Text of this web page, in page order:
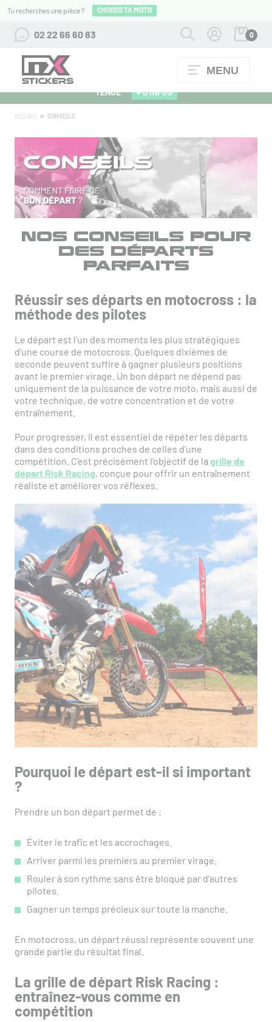
Tu recherches une pièce ? CHOISIS TA MOTO
02 22 66 60 83 0
MENU
ALPINESTARS 27 : FLOCAGE OFFERT POUR L'ACHAT D'UNE
TENUE
+ D'INFOS
ACCUEIL CONSEILS
NOS CONSEILS POUR
DES DÉPARTS
PARFAITS
Réussir ses départs en motocross : la
méthode des pilotes
Le départ est l'un des moments les plus stratégiques
d'une course de motocross. Quelques dixièmes de
seconde peuvent suffire à gagner plusieurs positions
avant le premier virage. Un bon départ ne dépend pas
uniquement de la puissance de votre moto, mais aussi de
votre technique, de votre concentration et de votre
entraînement.
Pour progresser, il est essentiel de répéter les départs
dans des conditions proches de celles d'une
compétition. C'est précisément l'objectif de la grille de
départ Risk Racing, conçue pour offrir un entraînement
réaliste et améliorer vos réflexes.
Pourquoi le départ est-il si important
?
Prendre un bon départ permet de :
Éviter le trafic et les accrochages.
Arriver parmi les premiers au premier virage.
Rouler à son rythme sans être bloqué par d'autres
pilotes.
Gagner un temps précieux sur toute la manche.
En motocross, un départ réussi représente souvent une
grande partie du résultat final.
La grille de départ Risk Racing :
entraînez-vous comme en
compétition